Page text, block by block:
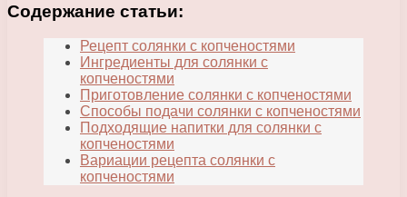
Содержание статьи:
Рецепт солянки с копченостями
Ингредиенты для солянки с
копченостями
Приготовление солянки с копченостями
Способы подачи солянки с копченостями
Подходящие напитки для солянки с
копченостями
Вариации рецепта солянки с
копченостями